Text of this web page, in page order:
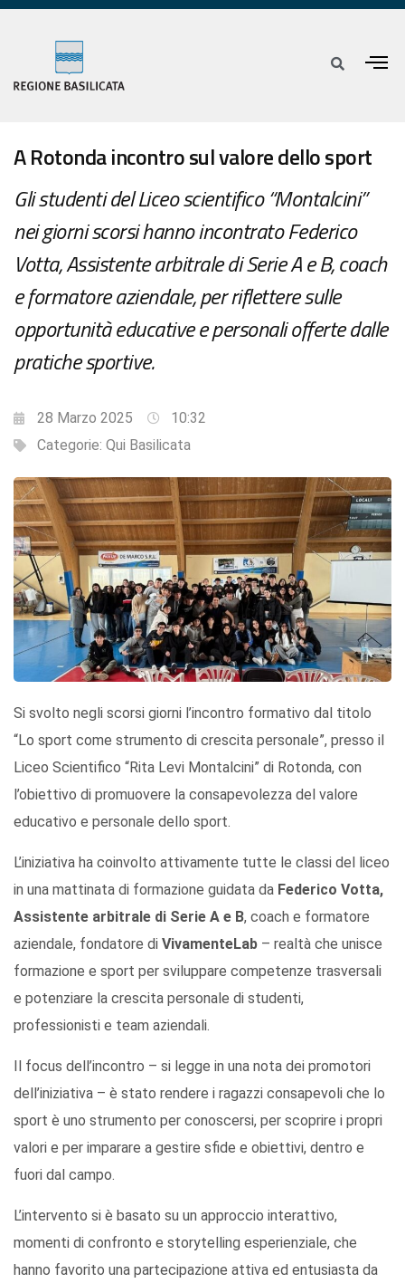
A Rotonda incontro sul valore dello sport
Gli studenti del Liceo scientifico “Montalcini”
nei giorni scorsi hanno incontrato Federico
Votta, Assistente arbitrale di Serie A e B, coach
e formatore aziendale, per riflettere sulle
opportunità educative e personali offerte dalle
pratiche sportive.
28 Marzo 2025
10:32
Categorie: Qui Basilicata
Si svolto negli scorsi giorni l’incontro formativo dal titolo
“Lo sport come strumento di crescita personale”, presso il
Liceo Scientifico “Rita Levi Montalcini” di Rotonda, con
l’obiettivo di promuovere la consapevolezza del valore
educativo e personale dello sport.
L’iniziativa ha coinvolto attivamente tutte le classi del liceo
in una mattinata di formazione guidata da Federico Votta,
Assistente arbitrale di Serie A e B, coach e formatore
aziendale, fondatore di VivamenteLab – realtà che unisce
formazione e sport per sviluppare competenze trasversali
e potenziare la crescita personale di studenti,
professionisti e team aziendali.
Il focus dell’incontro – si legge in una nota dei promotori
dell’iniziativa – è stato rendere i ragazzi consapevoli che lo
sport è uno strumento per conoscersi, per scoprire i propri
valori e per imparare a gestire sfide e obiettivi, dentro e
fuori dal campo.
L’intervento si è basato su un approccio interattivo,
momenti di confronto e storytelling esperienziale, che
hanno favorito una partecipazione attiva ed entusiasta da